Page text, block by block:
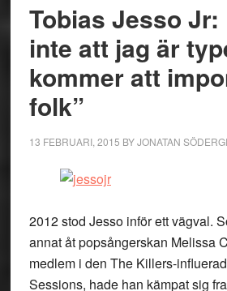
Tobias Jesso Jr:
inte att jag är
kommer att
folk”
13 FEBRUARI, 2015 BYJONATAN
2012 stod Jesso inför ett vägval.
annat åt popsångerskan Melissa
medlem i den The Killers-
Sessions, hade han kämpat sig